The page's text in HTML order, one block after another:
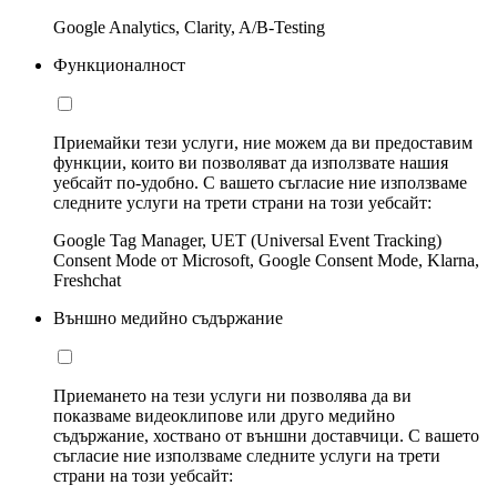
Google Analytics, Clarity, A/B-Testing
Функционалност
Приемайки тези услуги, ние можем да ви предоставим
функции, които ви позволяват да използвате нашия
уебсайт по-удобно. С вашето съгласие ние използваме
следните услуги на трети страни на този уебсайт:
Google Tag Manager, UET (Universal Event Tracking)
Consent Mode от Microsoft, Google Consent Mode, Klarna,
Freshchat
Външно медийно съдържание
Приемането на тези услуги ни позволява да ви
показваме видеоклипове или друго медийно
съдържание, хоствано от външни доставчици. С вашето
съгласие ние използваме следните услуги на трети
страни на този уебсайт: